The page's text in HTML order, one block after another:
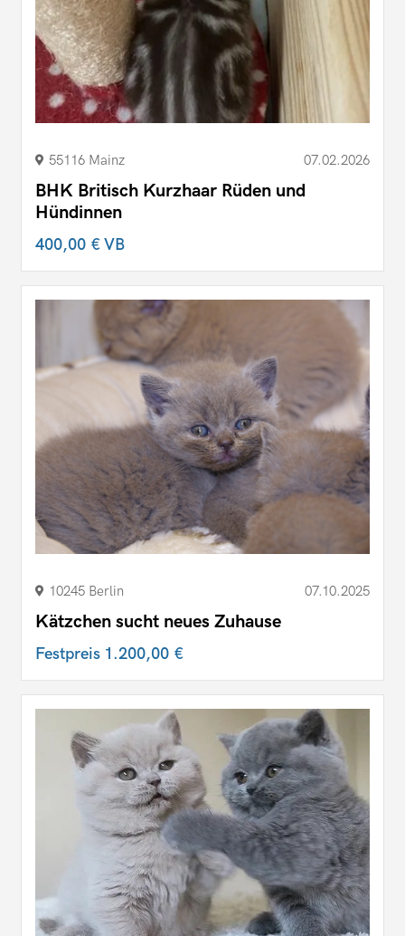
55116 Mainz 07.02.2026
BHK Britisch Kurzhaar Rüden und
Hündinnen
400,00 €VB
10245 Berlin 07.10.2025
Kätzchen sucht neues Zuhause
Festpreis 1.200,00 €